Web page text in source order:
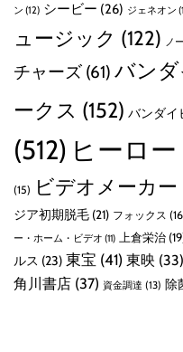
ン (12) シービー (26) ジェネオン
ュージック (122) ノ
チャーズ (61) バン
ークス (152) バンダイ
(512) ヒーロー
(15) ビデオメーカー
ジア初期脱毛 (21) フォックス
ー・ホーム・ビデオ (11) 上倉栄治
ルス (23) 東宝 (41) 東映 (33)
角川書店 (37) 資金調達 (13) 除